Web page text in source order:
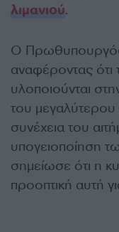
λιμανιού.
Ο
αναφέροντας
υλοποιούνται
του μεγαλύτερου
συνέχεια του
υπογειοποίηση
σημείωσε ότι η
προοπτική αυτή